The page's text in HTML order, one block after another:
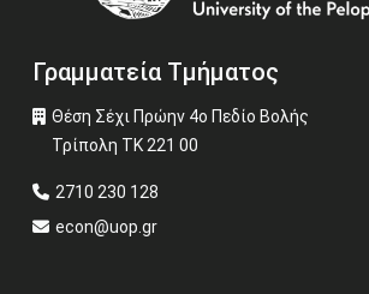
Γραμματεία Τμήματος
Θέση Σέχι Πρώην 4ο Πεδίο Βολής
Τρίπολη ΤΚ 221 00
2710 230 128
econ@uop.gr